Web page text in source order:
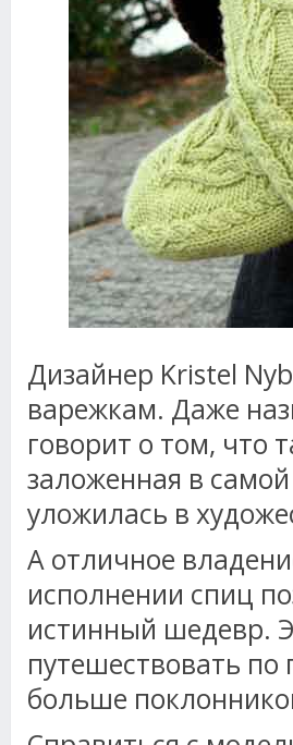
Дизайнер Kristel
варежкам. Даже
говорит о том, что
заложенная в
уложилась в
А отличное
исполнении спиц
истинный шедевр.
путешествовать по
больше